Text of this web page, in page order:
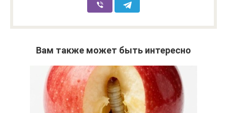
Вам также может быть интересно